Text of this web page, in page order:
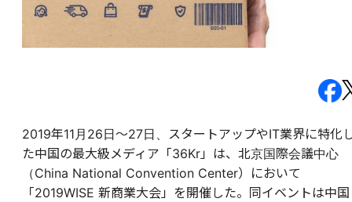
2019年11月26日〜27日、スタートアップやIT業界に特化
た中国の最大級メディア「36Kr」は、北京国際会議中心
（China National Convention Center）において
「2019WISE 新商業大会」を開催した。同イベントは中国